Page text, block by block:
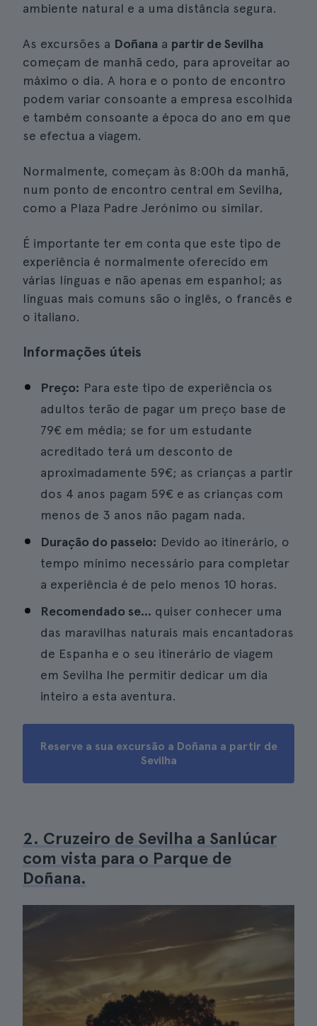
ambiente natural e a uma distância segura.
As excursões a Doñana a partir de Sevilha
começam de manhã cedo, para aproveitar ao
máximo o dia. A hora e o ponto de encontro
podem variar consoante a empresa escolhida
e também consoante a época do ano em que
se efectua a viagem.
Normalmente, começam às 8:00h da manhã,
num ponto de encontro central em Sevilha,
como a Plaza Padre Jerónimo ou similar.
É importante ter em conta que este tipo de
experiência é normalmente oferecido em
várias línguas e não apenas em espanhol; as
línguas mais comuns são o inglês, o francês e
o italiano.
Informações úteis
Preço: Para este tipo de experiência os
adultos terão de pagar um preço base de
79€ em média; se for um estudante
acreditado terá um desconto de
aproximadamente 59€; as crianças a partir
dos 4 anos pagam 59€ e as crianças com
menos de 3 anos não pagam nada.
Duração do passeio: Devido ao itinerário, o
tempo mínimo necessário para completar
a experiência é de pelo menos 10 horas.
Recomendado se... quiser conhecer uma
das maravilhas naturais mais encantadoras
de Espanha e o seu itinerário de viagem
em Sevilha lhe permitir dedicar um dia
inteiro a esta aventura.
Reserve a sua excursão a Doñana a partir de
Sevilha
2. Cruzeiro de Sevilha a Sanlúcar
com vista para o Parque de
Doñana.